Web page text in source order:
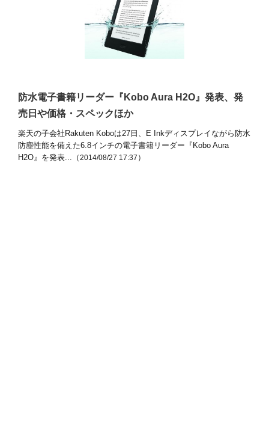
防水電子書籍リーダー『Kobo Aura H2O』発表、発
売日や価格・スペックほか
楽天の子会社Rakuten Koboは27日、E Inkディスプレイながら防水
防塵性能を備えた6.8インチの電子書籍リーダー『Kobo Aura
H2O』を発表...（2014/08/27 17:37 ）